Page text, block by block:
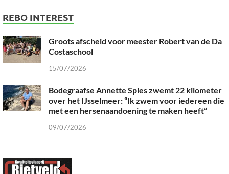
REBO INTEREST
Groots afscheid voor meester Robert van de Da
Costaschool
15/07/2026
Bodegraafse Annette Spies zwemt 22 kilometer
over het IJsselmeer: “Ik zwem voor iedereen die
met een hersenaandoening te maken heeft”
09/07/2026